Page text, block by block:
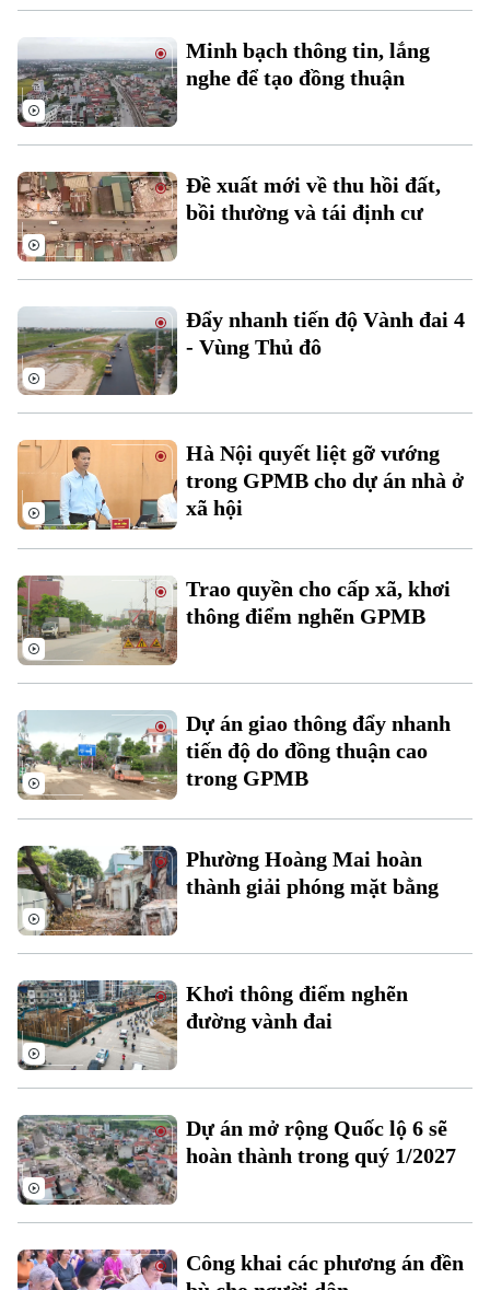
Theo dõi Hà Nội On
An ninh trật tự
Công nghệ
Khoảnh khắc Hà Nội
Ẩm thực
Tin tức
Quân sự
Hồ sơ
Người Việt 4 phương
Kinh tế
Tin tức
Tài chính Ngân hàng
Doanh nghiệp
Nhà đất
Tin tức
Đầu tư
Kinh nghiệm
Tàu và Xe
Ô tô
Tàu
Xe máy
Thị trường
Giáo dục
Tuyển sinh
Hướng nghiệp
Tin tức
Di tích
Sức khỏe
Y tế
Dinh dưỡng
Tư vấn sức khỏe
Bóng đá
Quần vợt
Golf
Giải trí
Sao
Điện ảnh
Âm nhạc
Đã phát sóng
Minh bạch thông tin, lắng
nghe để tạo đồng thuận
Đề xuất mới về thu hồi đất,
bồi thường và tái định cư
Đẩy nhanh tiến độ Vành đai 4
- Vùng Thủ đô
Hà Nội quyết liệt gỡ vướng
trong GPMB cho dự án nhà ở
xã hội
Trao quyền cho cấp xã, khơi
thông điểm nghẽn GPMB
Dự án giao thông đẩy nhanh
tiến độ do đồng thuận cao
trong GPMB
Phường Hoàng Mai hoàn
thành giải phóng mặt bằng
Khơi thông điểm nghẽn
đường vành đai
Dự án mở rộng Quốc lộ 6 sẽ
hoàn thành trong quý 1/2027
Công khai các phương án đền